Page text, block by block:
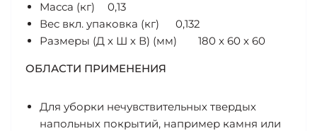
Масса (кг)
0,13
Вес вкл. упаковка (кг)
0,132
Размеры (Д х Ш х В) (мм)
180 x 60 x 60
ОБЛАСТИ ПРИМЕНЕНИЯ
Для уборки нечувствительных твердых
напольных покрытий, например камня или